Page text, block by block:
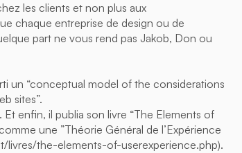
les clients et non plus aux
chaque entreprise de design ou de
part ne vous rend pas Jakob, Don ou
un “conceptual model of the considerations
sites”.
enfin, il publia son livre “The Elements of
une ”Théorie Général de l’Expérience
livres/the-elements-of-userexperience.php).